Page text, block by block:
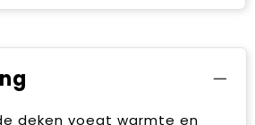
deken voegt warmte en